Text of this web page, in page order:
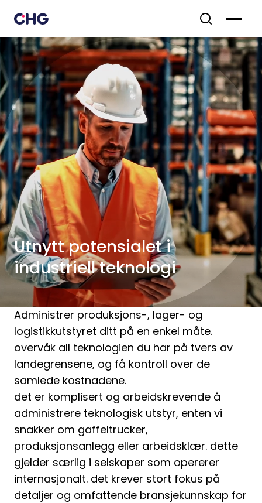
Utnytt potensialet i
industriell teknologi
Administrer produksjons-, lager- og
logistikkutstyret ditt på en enkel måte.
overvåk all teknologien du har på tvers av
landegrensene, og få kontroll over de
samlede kostnadene.
det er komplisert og arbeidskrevende å
administrere teknologisk utstyr, enten vi
snakker om gaffeltrucker,
produksjonsanlegg eller arbeidsklær. dette
gjelder særlig i selskaper som opererer
internasjonalt. det krever stort fokus på
detaljer og omfattende bransjekunnskap for